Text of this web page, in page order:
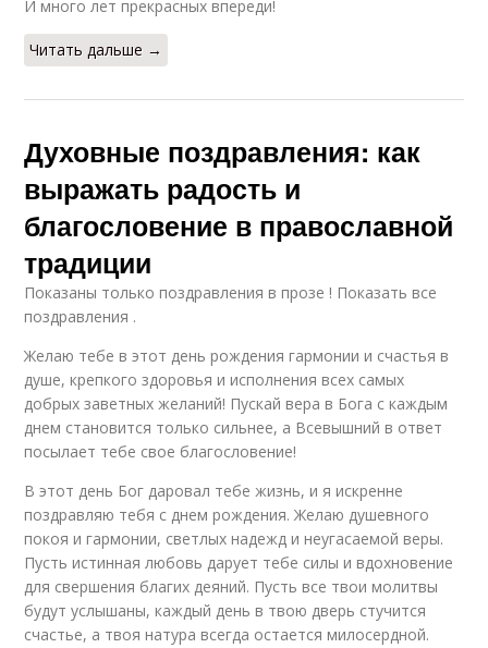
И много лет прекрасных впереди!
Читать дальше →
Духовные поздравления: как
выражать радость и
благословение в православной
традиции
Показаны только поздравления в прозе ! Показать все
поздравления .
Желаю тебе в этот день рождения гармонии и счастья в
душе, крепкого здоровья и исполнения всех самых
добрых заветных желаний! Пускай вера в Бога с каждым
днем становится только сильнее, а Всевышний в ответ
посылает тебе свое благословение!
В этот день Бог даровал тебе жизнь, и я искренне
поздравляю тебя с днем рождения. Желаю душевного
покоя и гармонии, светлых надежд и неугасаемой веры.
Пусть истинная любовь дарует тебе силы и вдохновение
для свершения благих деяний. Пусть все твои молитвы
будут услышаны, каждый день в твою дверь стучится
счастье, а твоя натура всегда остается милосердной.